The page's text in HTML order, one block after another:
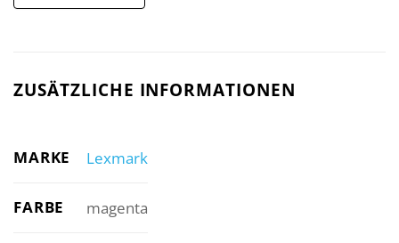
ZUSÄTZLICHE INFORMATIONEN
MARKE Lexmark
FARBE magenta